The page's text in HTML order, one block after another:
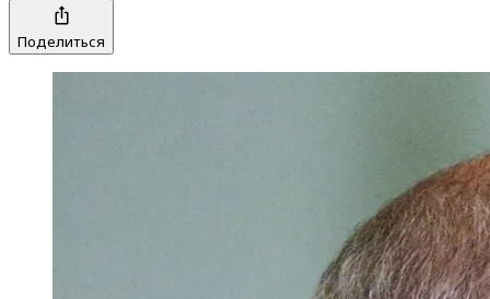
Поделиться